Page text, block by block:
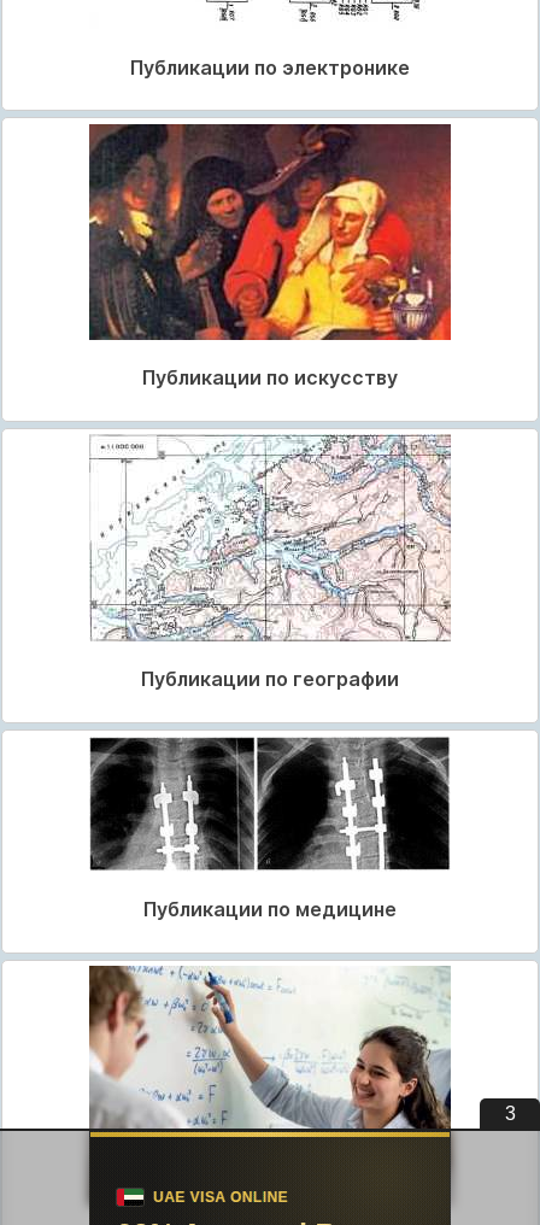
Публикации по электронике
Публикации по искусству
Публикации по географии
Публикации по медицине
2